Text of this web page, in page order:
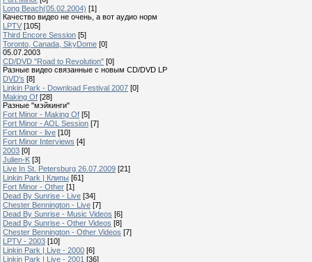
Long Beach(05.02.2004) [1]
Качество видео не очень, а вот аудио норм
LPTV [105]
Third Encore Session [5]
Toronto, Canada, SkyDome [0]
05.07.2003
CD/DVD "Road to Revolution" [0]
Разные видео связанные с новым CD/DVD LP
DVD's [8]
Linkin Park - Download Festival 2007 [0]
Making Of [28]
Разные "мэйкинги"
Fort Minor - Making Of [5]
Fort Minor - AOL Session [7]
Fort Minor - live [10]
Fort Minor Interviews [4]
2003 [0]
Julien-K [3]
Live In St. Petersburg 26.07.2009 [21]
Linkin Park | Клипы [61]
Fort Minor - Other [1]
Dead By Sunrise - Live [34]
Chester Bennington - Live [7]
Dead By Sunrise - Music Videos [6]
Dead By Sunrise - Other Videos [8]
Chester Bennington - Other Videos [7]
LPTV - 2003 [10]
Linkin Park | Live - 2000 [6]
Linkin Park | Live - 2001 [36]